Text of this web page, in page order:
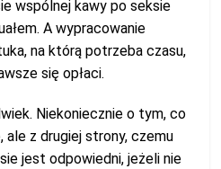
wspólnej kawy po seksie
A wypracowanie
na którą potrzeba czasu,
się opłaci.
Niekoniecznie o tym, co
z drugiej strony, czemu
jest odpowiedni, jeżeli nie